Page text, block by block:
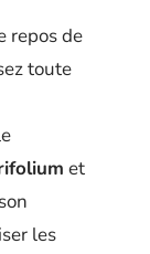
repos de
toute
et
les